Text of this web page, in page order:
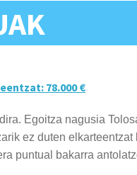
78.000 €
Egoitza nagusia
ez duten
puntual bakarra